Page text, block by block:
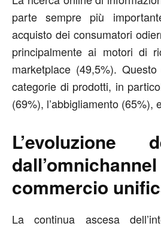
parte sempre più
acquisto dei consumatori
principalmente ai motori di
marketplace (49,5%).
categorie di prodotti, in
(69%), l’abbigliamento (65%),
L’evoluzione
commercio
La continua ascesa